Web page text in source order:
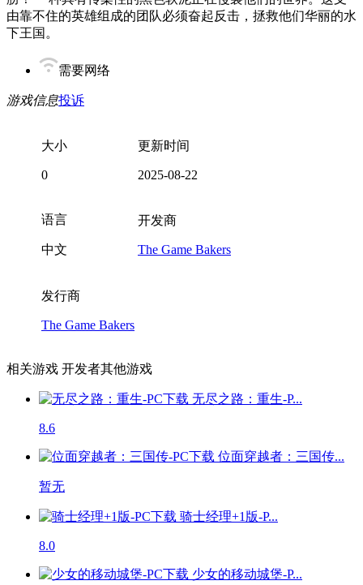
由靠不住的英雄组成的团队必须奋起反击，拯救他们华丽的水
下王国。
需要网络
游戏信息投诉
大小
0
更新时间
2025-08-22
语言
中文
开发商
The Game Bakers
发行商
The Game Bakers
相关游戏 开发者其他游戏
无尽之路：重生-P...
8.6
位面穿越者：三国传...
暂无
骑士经理+1版-P...
8.0
少女的移动城堡-P...